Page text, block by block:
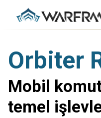
Orbiter
Mobil
temel